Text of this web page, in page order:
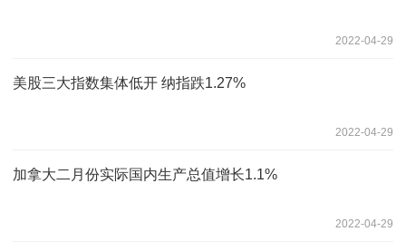
2022-04-29
美股三大指数集体低开 纳指跌1.27%
2022-04-29
加拿大二月份实际国内生产总值增长1.1%
2022-04-29